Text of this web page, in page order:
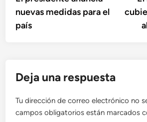
entradas
nuevas medidas para el
país
Deja una respuesta
Tu dirección de correo electrónico no
campos obligatorios están marcados